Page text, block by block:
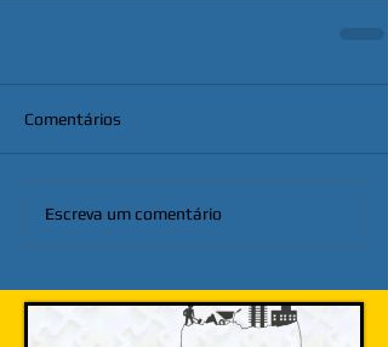
Comentários
Escreva um comentário